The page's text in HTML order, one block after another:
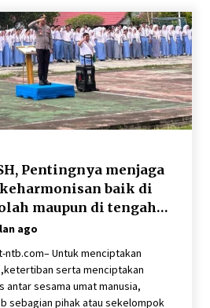
Pentingnya menjaga
baik di
maupun di tengah
ago
ntb.com– Untuk menciptakan
serta menciptakan
antar sesama umat manusia,
sebagian pihak atau sekelompok